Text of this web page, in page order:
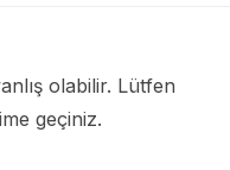
olabilir. Lütfen
geçiniz.